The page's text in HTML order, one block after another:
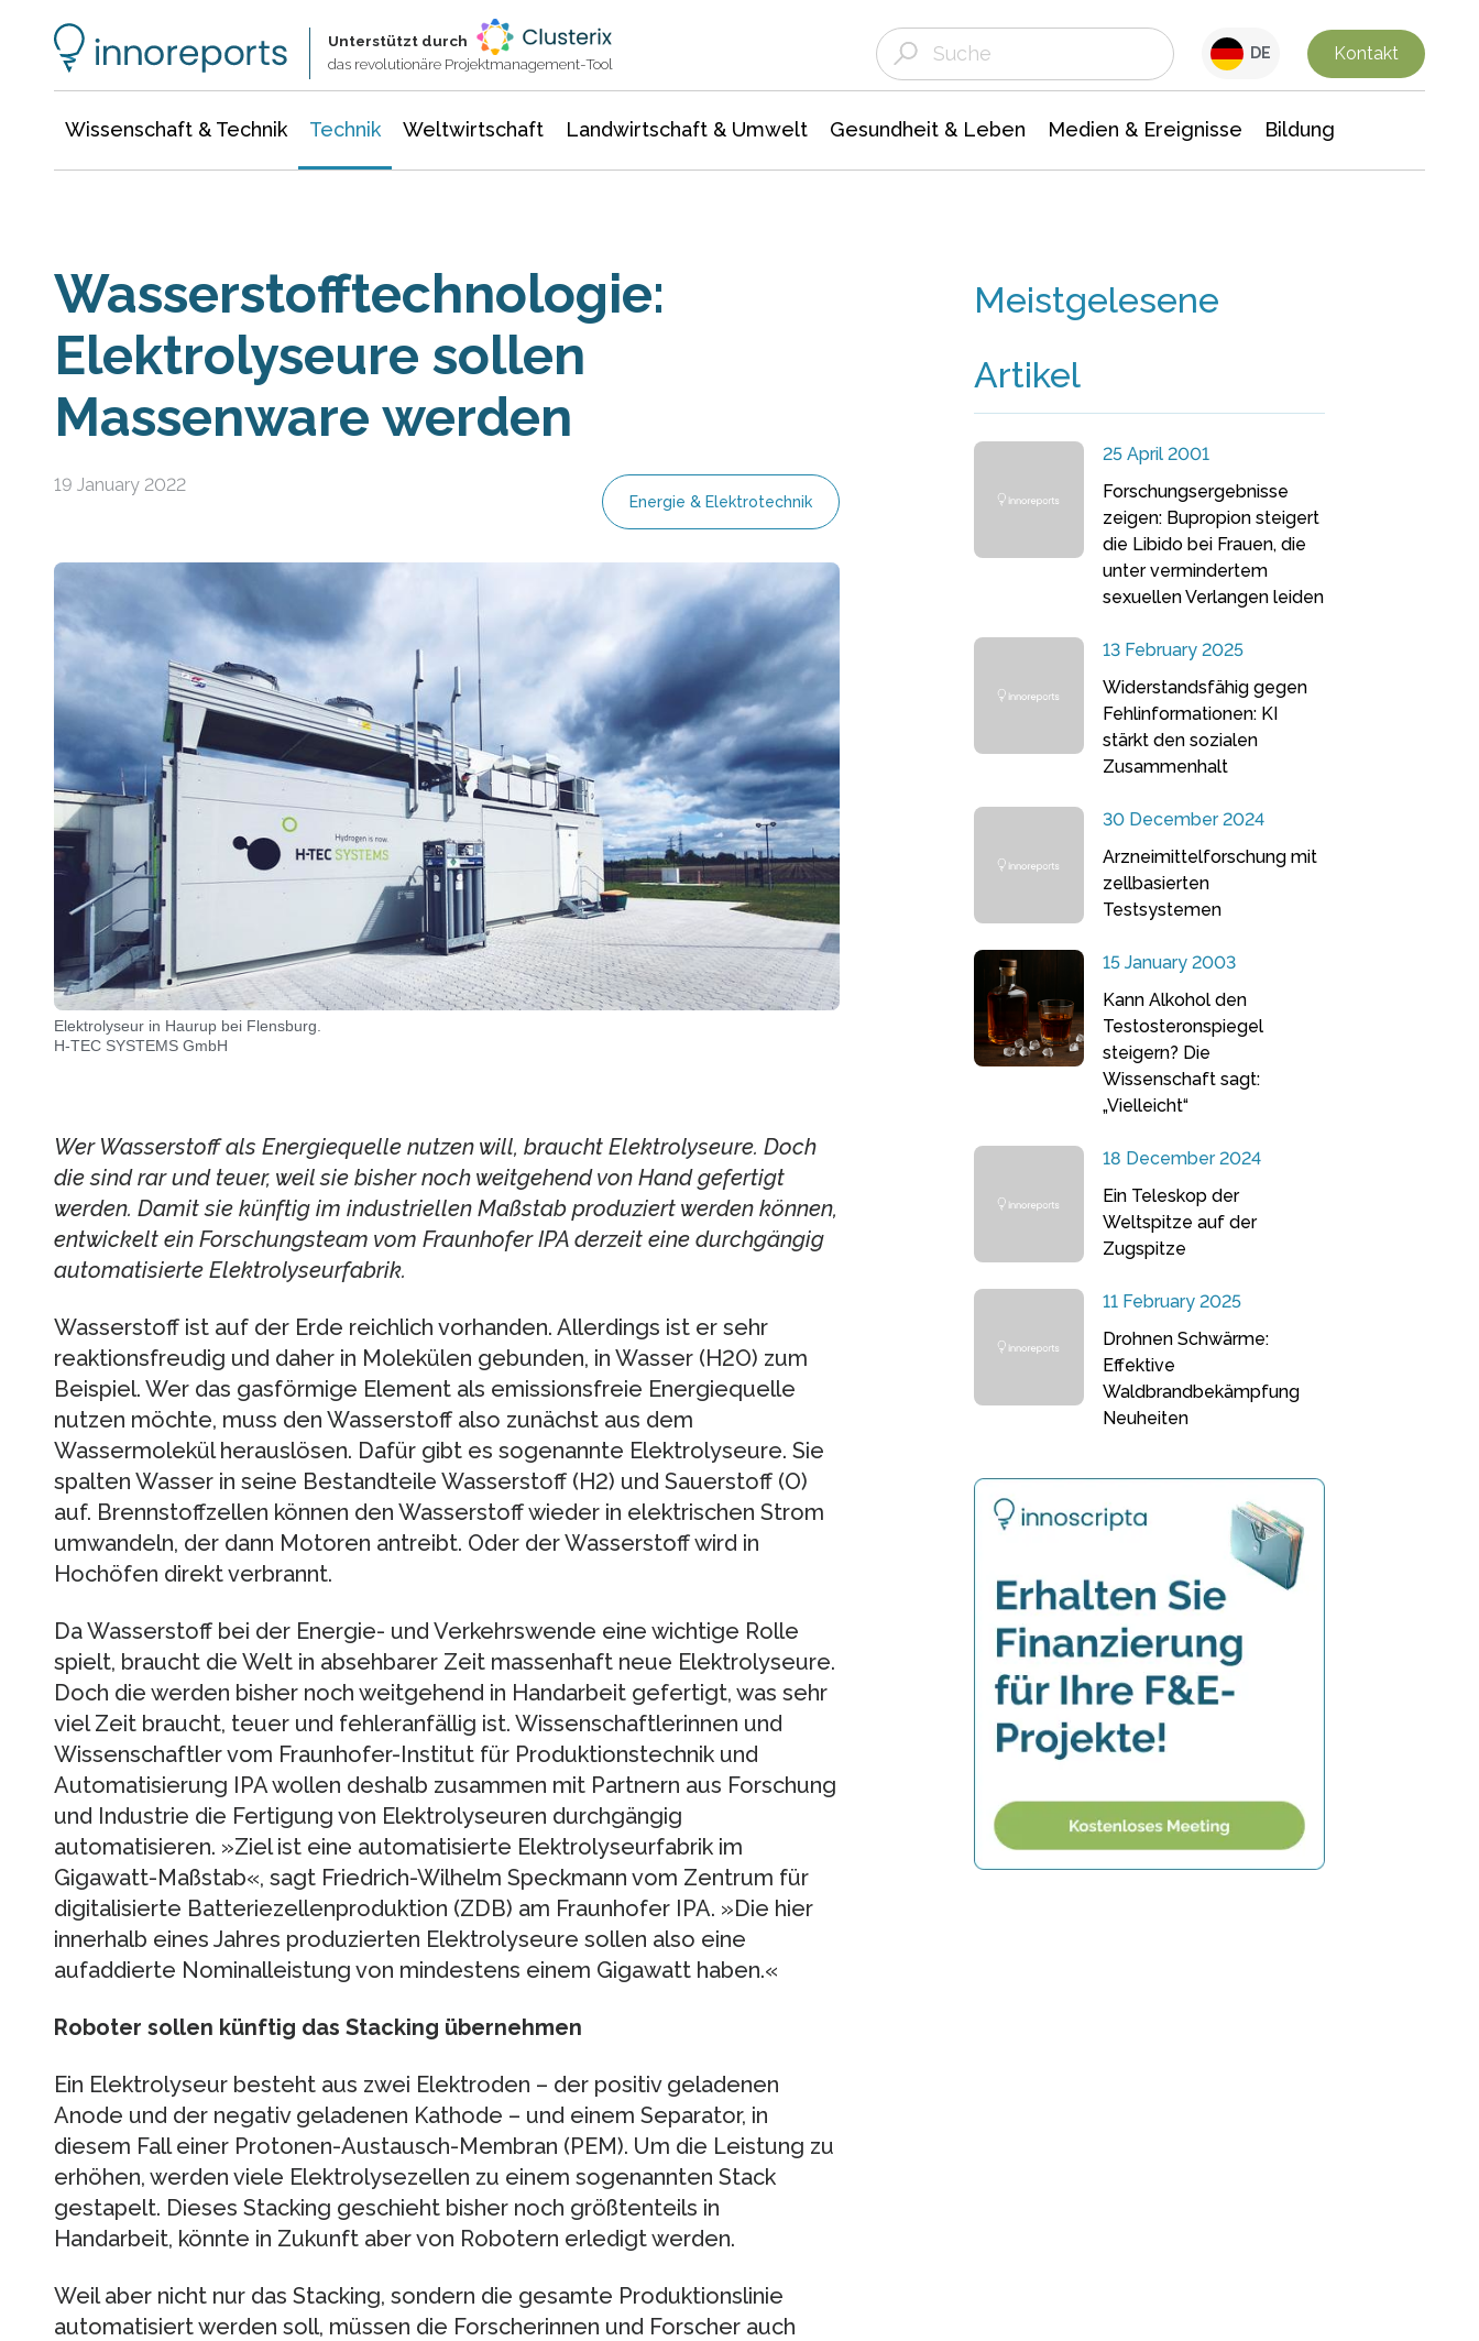
Unterstützt durch
das revolutionäre Projektmanagement-Tool
DE Kontakt
Wissenschaft & Technik Technik Weltwirtschaft Landwirtschaft & Umwelt Gesundheit & Leben Medien & Ereignisse Bildung
Wasserstofftechnologie:
Elektrolyseure sollen
Massenware werden
19 January 2022
Energie & Elektrotechnik
Elektrolyseur in Haurup bei Flensburg.
H-TEC SYSTEMS GmbH
Wer Wasserstoff als Energiequelle nutzen will, braucht Elektrolyseure. Doch
die sind rar und teuer, weil sie bisher noch weitgehend von Hand gefertigt
werden. Damit sie künftig im industriellen Maßstab produziert werden können,
entwickelt ein Forschungsteam vom Fraunhofer IPA derzeit eine durchgängig
automatisierte Elektrolyseurfabrik.
Wasserstoff ist auf der Erde reichlich vorhanden. Allerdings ist er sehr
reaktionsfreudig und daher in Molekülen gebunden, in Wasser (H2O) zum
Beispiel. Wer das gasförmige Element als emissionsfreie Energiequelle
nutzen möchte, muss den Wasserstoff also zunächst aus dem
Wassermolekül herauslösen. Dafür gibt es sogenannte Elektrolyseure. Sie
spalten Wasser in seine Bestandteile Wasserstoff (H2) und Sauerstoff (O)
auf. Brennstoffzellen können den Wasserstoff wieder in elektrischen Strom
umwandeln, der dann Motoren antreibt. Oder der Wasserstoff wird in
Hochöfen direkt verbrannt.
Da Wasserstoff bei der Energie- und Verkehrswende eine wichtige Rolle
spielt, braucht die Welt in absehbarer Zeit massenhaft neue Elektrolyseure.
Doch die werden bisher noch weitgehend in Handarbeit gefertigt, was sehr
viel Zeit braucht, teuer und fehleranfällig ist. Wissenschaftlerinnen und
Wissenschaftler vom Fraunhofer-Institut für Produktionstechnik und
Automatisierung IPA wollen deshalb zusammen mit Partnern aus Forschung
und Industrie die Fertigung von Elektrolyseuren durchgängig
automatisieren. »Ziel ist eine automatisierte Elektrolyseurfabrik im
Gigawatt-Maßstab«, sagt Friedrich-Wilhelm Speckmann vom Zentrum für
digitalisierte Batteriezellenproduktion (ZDB) am Fraunhofer IPA. »Die hier
innerhalb eines Jahres produzierten Elektrolyseure sollen also eine
aufaddierte Nominalleistung von mindestens einem Gigawatt haben.«
Roboter sollen künftig das Stacking übernehmen
Ein Elektrolyseur besteht aus zwei Elektroden – der positiv geladenen
Anode und der negativ geladenen Kathode – und einem Separator, in
diesem Fall einer Protonen-Austausch-Membran (PEM). Um die Leistung zu
erhöhen, werden viele Elektrolysezellen zu einem sogenannten Stack
gestapelt. Dieses Stacking geschieht bisher noch größtenteils in
Handarbeit, könnte in Zukunft aber von Robotern erledigt werden.
Weil aber nicht nur das Stacking, sondern die gesamte Produktionslinie
automatisiert werden soll, müssen die Forscherinnen und Forscher auch
Meistgelesene
Artikel
25 April 2001
Forschungsergebnisse
zeigen: Bupropion steigert
die Libido bei Frauen, die
unter vermindertem
sexuellen Verlangen leiden
13 February 2025
Widerstandsfähig gegen
Fehlinformationen: KI
stärkt den sozialen
Zusammenhalt
30 December 2024
Arzneimittelforschung mit
zellbasierten
Testsystemen
15 January 2003
Kann Alkohol den
Testosteronspiegel
steigern? Die
Wissenschaft sagt:
„Vielleicht“
18 December 2024
Ein Teleskop der
Weltspitze auf der
Zugspitze
11 February 2025
Drohnen Schwärme:
Effektive
Waldbrandbekämpfung
Neuheiten